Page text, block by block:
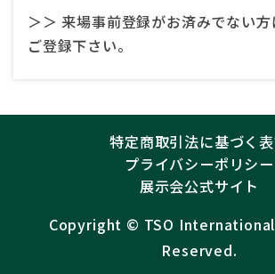
＞＞ 来場事前登録がお済みでない方
ご登録下さい。
特定商取引法に基づく
プライバシーポリシー
展示会公式サイト
Copyright ©︎ TSO International
Reserved.